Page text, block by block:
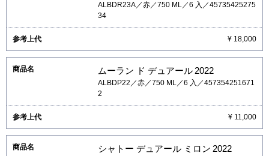
ALBDR23A／赤／750 ML／6 入／45735425275
34
¥ 18,000
ムーラン ド デュアール 2022
ALBDP22／赤／750 ML／6 入／457354251671
2
¥ 11,000
シャトー デュアール ミロン 2022